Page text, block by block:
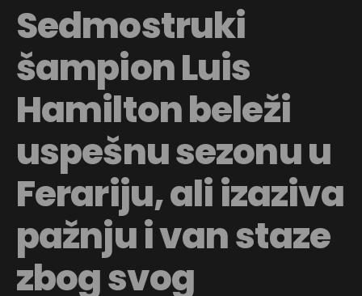
Sedmostruki
šampion Luis
Hamilton beleži
uspešnu sezonu u
Ferariju, ali izaziva
pažnju i van staze
zbog svog